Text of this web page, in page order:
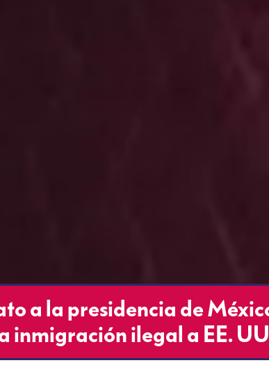
a la presidencia de
inmigración ilegal a EE.